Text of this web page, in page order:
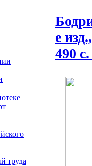
труда
е
490